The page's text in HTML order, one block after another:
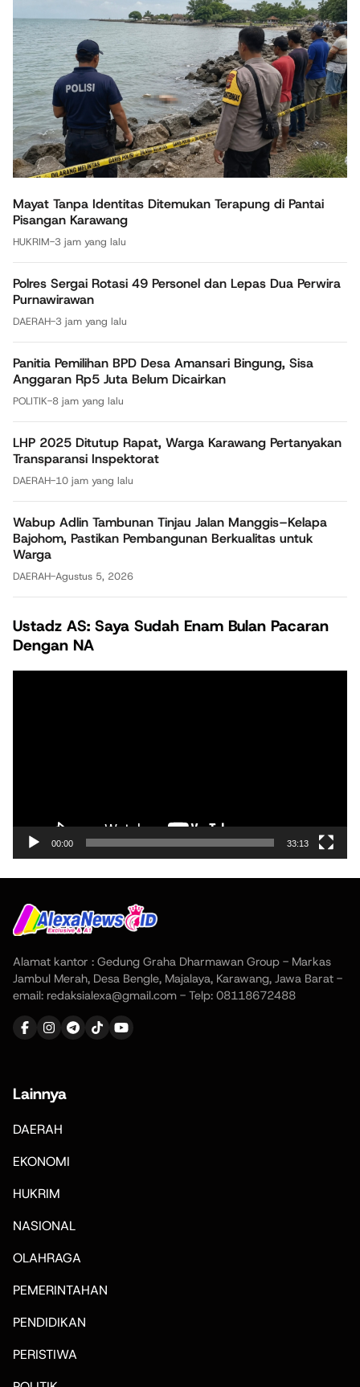
Mayat Tanpa Identitas Ditemukan Terapung di Pantai
Pisangan Karawang
HUKRIM-3 jam yang lalu
Polres Sergai Rotasi 49 Personel dan Lepas Dua Perwira
Purnawirawan
DAERAH-3 jam yang lalu
Panitia Pemilihan BPD Desa Amansari Bingung, Sisa
Anggaran Rp5 Juta Belum Dicairkan
POLITIK-8 jam yang lalu
LHP 2025 Ditutup Rapat, Warga Karawang Pertanyakan
Transparansi Inspektorat
DAERAH-10 jam yang lalu
Wabup Adlin Tambunan Tinjau Jalan Manggis–Kelapa
Bajohom, Pastikan Pembangunan Berkualitas untuk
Warga
DAERAH-Agustus 5, 2026
Ustadz AS: Saya Sudah Enam Bulan Pacaran
Dengan NA
00:00 33:13
Alamat kantor : Gedung Graha Dharmawan Group - Markas
Jambul Merah, Desa Bengle, Majalaya, Karawang, Jawa Barat -
email: redaksialexa@gmail.com - Telp: 08118672488
Lainnya
DAERAH
EKONOMI
HUKRIM
NASIONAL
OLAHRAGA
PEMERINTAHAN
PENDIDIKAN
PERISTIWA